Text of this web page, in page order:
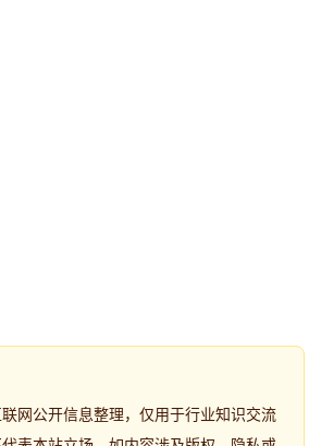
网公开信息整理，仅用于行业知识交流